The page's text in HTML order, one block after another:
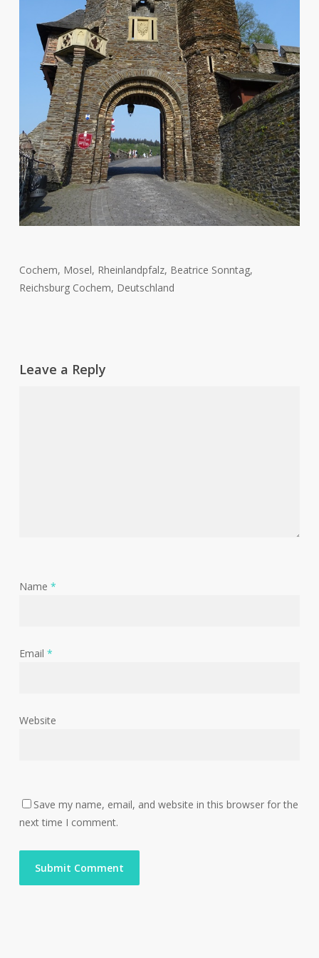
Cochem, Mosel, Rheinlandpfalz, Beatrice Sonntag,
Reichsburg Cochem, Deutschland
Leave a Reply
Name *
Email *
Website
Save my name, email, and website in this browser for the
next time I comment.